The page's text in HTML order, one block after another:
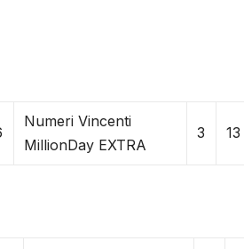
Numeri Vincenti
MillionDay EXTRA
3 13